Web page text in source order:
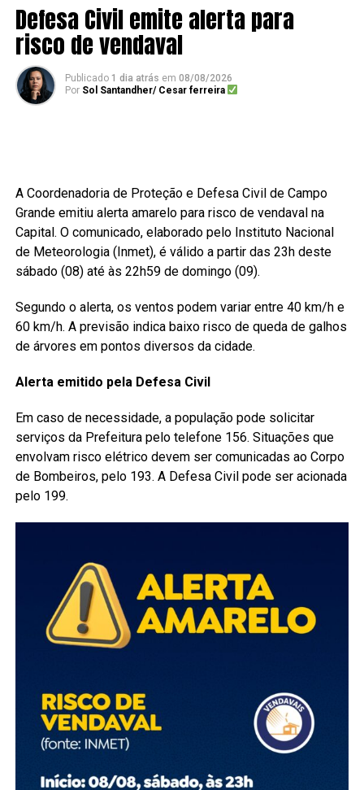
Defesa Civil emite alerta para
risco de vendaval
Publicado 1 dia atrás em 08/08/2026
Por Sol Santandher/ Cesar ferreira
A Coordenadoria de Proteção e Defesa Civil de Campo
Grande emitiu alerta amarelo para risco de vendaval na
Capital. O comunicado, elaborado pelo Instituto Nacional
de Meteorologia (Inmet), é válido a partir das 23h deste
sábado (08) até às 22h59 de domingo (09).
Segundo o alerta, os ventos podem variar entre 40 km/h e
60 km/h. A previsão indica baixo risco de queda de galhos
de árvores em pontos diversos da cidade.
Alerta emitido pela Defesa Civil
Em caso de necessidade, a população pode solicitar
serviços da Prefeitura pelo telefone 156. Situações que
envolvam risco elétrico devem ser comunicadas ao Corpo
de Bombeiros, pelo 193. A Defesa Civil pode ser acionada
pelo 199.